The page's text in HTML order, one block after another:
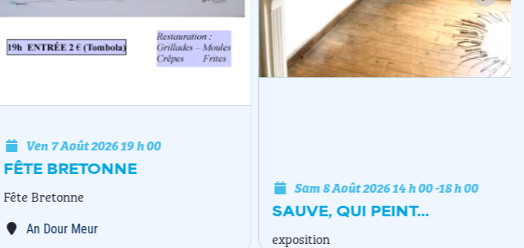
FÊTE BRETONNE
Ven 7 Août 202619 h 00
An Dour Meur
Fête Bretonne
SAUVE, QUI PEINT...
Sam 8 Août 202614 h 00-18 h 00
exposition